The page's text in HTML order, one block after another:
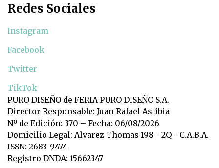
Redes Sociales
Instagram
Facebook
Twitter
TikTok
PURO DISEÑO de FERIA PURO DISEÑO S.A.
Director Responsable: Juan Rafael Astibia
Nº de Edición: 370 – Fecha: 06/08/2026
Domicilio Legal: Alvarez Thomas 198 - 2Q - C.A.B.A.
ISSN: 2683-9474
Registro DNDA: 15662347